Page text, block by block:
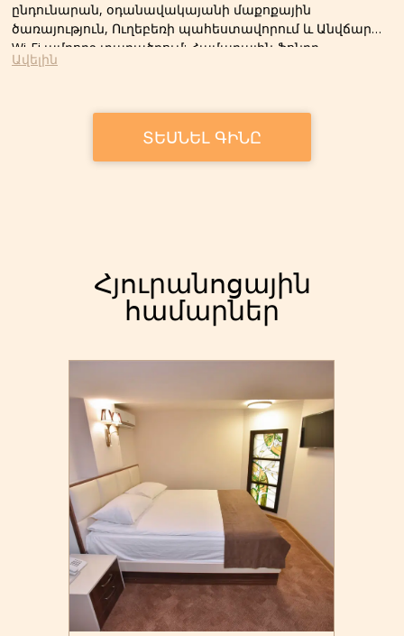
ընդունարան, օդանավակայանի մաքոքային
ծառայություն, Ուղեբեռի պահեստավորում և Անվճար
Wi-Fi ամբողջ տարածքում: Համարային ֆոնդը
հյուրանոցի սենյակները հագեցած են օդորակման,
հյուրանոցի հյուրերի համար մատուցվում է
կոնտինենտալ նախաճաշ:
Ավելին
ՏԵՍՆԵԼ ԳԻՆԸ
Հյուրանոցային
համարներ